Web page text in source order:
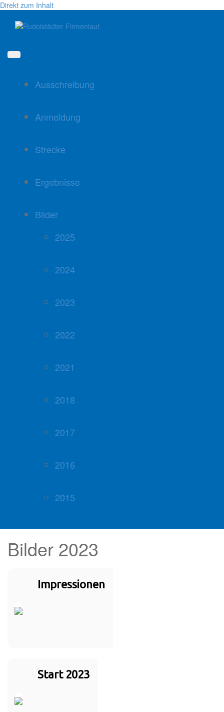
Direkt zum Inhalt
Ausschreibung
Anmeldung
Strecke
Ergebnisse
Bilder
2025
2024
2023
2022
2021
2018
2017
2016
2015
Bilder 2023
Impressionen
Start 2023